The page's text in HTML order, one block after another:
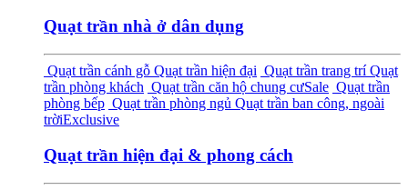
Quạt trần nhà ở dân dụng
Quạt trần cánh gỗ Quạt trần hiện đại Quạt trần trang tríQuạt
trần phòng khách Quạt trần căn hộ chung cưSale Quạt trần
phòng bếp Quạt trần phòng ngủ Quạt trần ban công, ngoài
trờiExclusive
Quạt trần hiện đại & phong cách